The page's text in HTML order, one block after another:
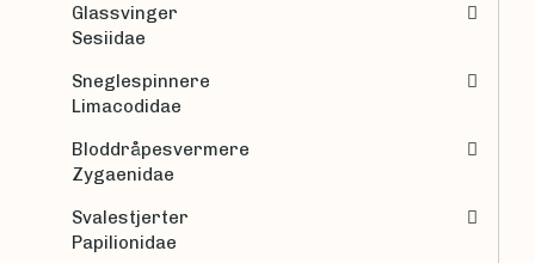
Glassvinger
Sesiidae
Sneglespinnere
Limacodidae
Bloddråpesvermere
Zygaenidae
Svalestjerter
Papilionidae